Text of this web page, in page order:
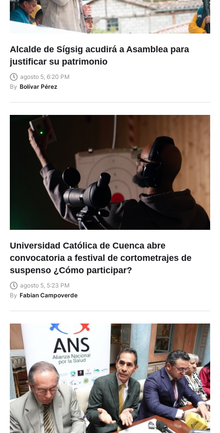
Alcalde de Sígsig acudirá a Asamblea para
justificar su patrimonio
agosto 5, 6:20 PM
By Bolívar Pérez
Universidad Católica de Cuenca abre
convocatoria a festival de cortometrajes de
suspenso ¿Cómo participar?
agosto 5, 5:23 PM
By Fabian Campoverde